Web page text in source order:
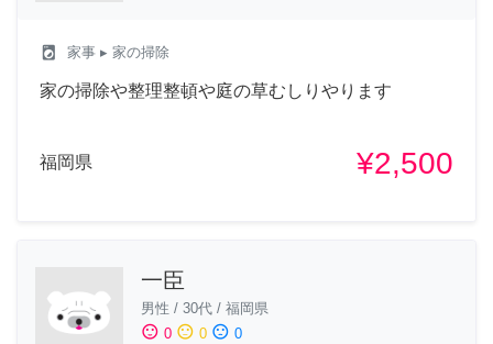
local_laundry_service 家事 ▸ 家の掃除
家の掃除や整理整頓や庭の草むしりやります
福岡県 ¥2,500
一臣
男性 / 30代 / 福岡県
sentiment_satisfied 0 sentiment_neutral 0 sentiment_dissatisfied 0